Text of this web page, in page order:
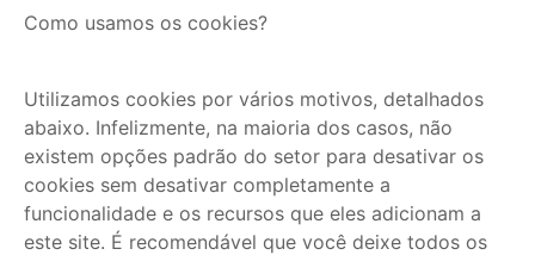
Como usamos os cookies?
Utilizamos cookies por vários motivos, detalhados
abaixo. Infelizmente, na maioria dos casos, não
existem opções padrão do setor para desativar os
cookies sem desativar completamente a
funcionalidade e os recursos que eles adicionam a
este site. É recomendável que você deixe todos os